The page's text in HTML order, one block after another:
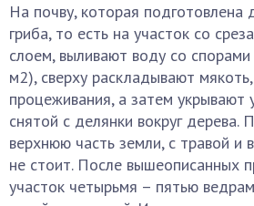
На почву, которая подготовлена
гриба, то есть на участок со
слоем, выливают воду со
м2), сверху раскладывают
процеживания, а затем укрывают
снятой с делянки вокруг дерева.
верхнюю часть земли, с травой и
не стоит. После вышеописанных
участок четырьмя – пятью